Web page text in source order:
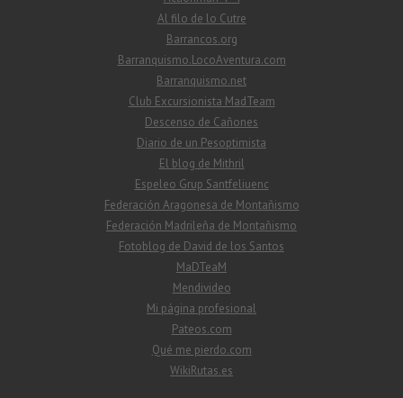
Al filo de lo Cutre
Barrancos.org
Barranquismo.LocoAventura.com
Barranquismo.net
Club Excursionista MadTeam
Descenso de Cañones
Diario de un Pesoptimista
El blog de Mithril
Espeleo Grup Santfeliuenc
Federación Aragonesa de Montañismo
Federación Madrileña de Montañismo
Fotoblog de David de los Santos
MaDTeaM
Mendivideo
Mi página profesional
Pateos.com
Qué me pierdo.com
WikiRutas.es